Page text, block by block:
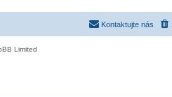
Kontaktujte nás
Limited